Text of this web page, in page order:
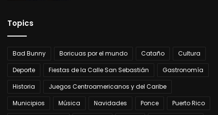
Topics
Bad Bunny Boricuas por el mundo Cataño
Cultura
Deporte
Fiestas de la Calle San Sebastián
Gastronomía
Historia
Juegos Centroamericanos y del Caribe
Municipios
Música Navidades Ponce
Puerto Rico